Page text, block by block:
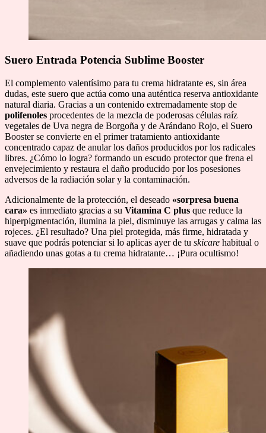
Suero Entrada Potencia Sublime Booster
El complemento valentísimo para tu crema hidratante es, sin área
dudas, este suero que actúa como una auténtica reserva antioxidante
natural diaria. Gracias a un contenido extremadamente stop de
polifenoles procedentes de la mezcla de poderosas células raíz
vegetales de Uva negra de Borgoña y de Arándano Rojo, el Suero
Booster se convierte en el primer tratamiento antioxidante
concentrado capaz de anular los daños producidos por los radicales
libres. ¿Cómo lo logra? formando un escudo protector que frena el
envejecimiento y restaura el daño producido por los posesiones
adversos de la radiación solar y la contaminación.
Adicionalmente de la protección, el deseado «sorpresa buena
cara» es inmediato gracias a su Vitamina C plus que reduce la
hiperpigmentación, ilumina la piel, disminuye las arrugas y calma las
rojeces. ¿El resultado? Una piel protegida, más firme, hidratada y
suave que podrás potenciar si lo aplicas ayer de tu skicare habitual o
añadiendo unas gotas a tu crema hidratante… ¡Pura ocultismo!